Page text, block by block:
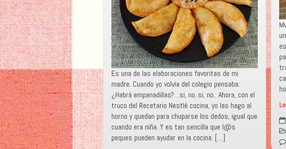
Es una de las elaboraciones favoritas de mi
madre. Cuando yo volvía del colegio pensaba:
¿Habrá empanadillas?…si, no..si, no.. Ahora, con el
truco del Recetario Nestlé cocina, yo las hago al
horno y quedan para chuparse los dedos, igual que
cuando era niña. Y es tan sencilla que l@s
peques pueden ayudar en la cocina. […]